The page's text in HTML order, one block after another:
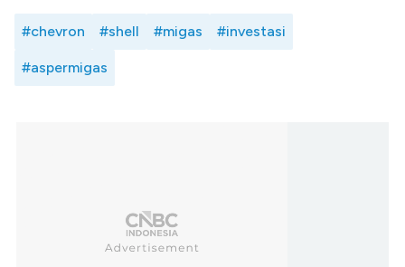
#chevron #shell #migas #investasi
#aspermigas